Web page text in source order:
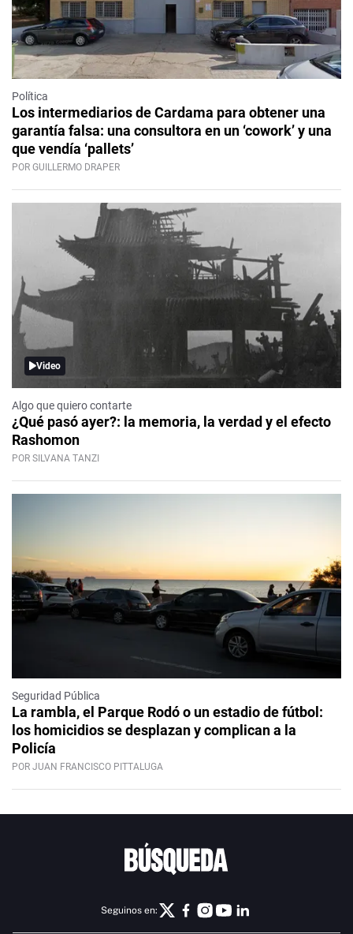
Política
Los intermediarios de Cardama para obtener una
garantía falsa: una consultora en un ‘cowork’ y una
que vendía ‘pallets’
POR GUILLERMO DRAPER
Video
Algo que quiero contarte
¿Qué pasó ayer?: la memoria, la verdad y el efecto
Rashomon
POR SILVANA TANZI
Seguridad Pública
La rambla, el Parque Rodó o un estadio de fútbol:
los homicidios se desplazan y complican a la
Policía
POR JUAN FRANCISCO PITTALUGA
Seguinos en: